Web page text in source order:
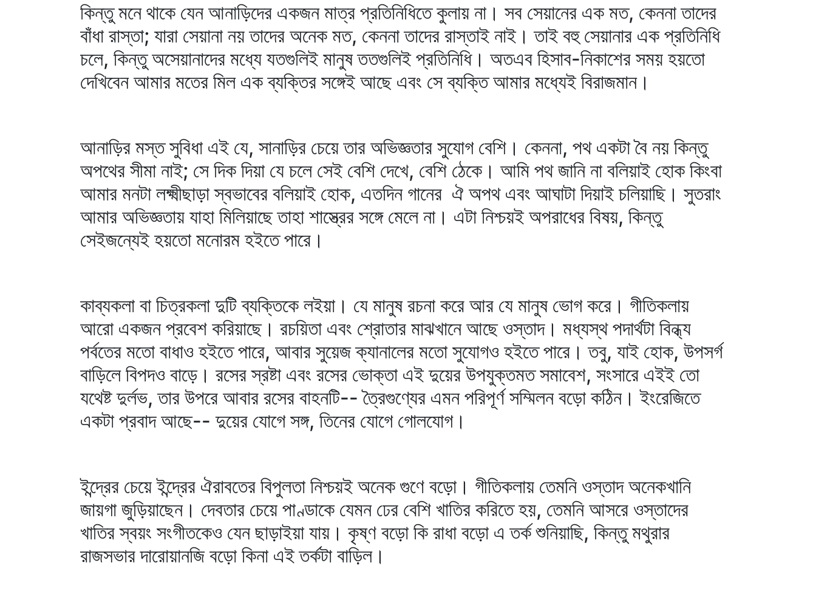
কিন্তু মনে থাকে যেন আনাড়িদের একজন মাত্র প্রতিনিধিতে কুলায় না। সব সেয়ানের এক মত, কেননা তাদের
বাঁধা রাস্তা; যারা সেয়ানা নয় তাদের অনেক মত, কেননা তাদের রাস্তাই নাই। তাই বহু সেয়ানার এক প্রতিনিধি
চলে, কিন্তু অসেয়ানাদের মধ্যে যতগুলিই মানুষ ততগুলিই প্রতিনিধি। অতএব হিসাব-নিকাশের সময় হয়তো
দেখিবেন আমার মতের মিল এক ব্যক্তির সঙ্গেই আছে এবং সে ব্যক্তি আমার মধ্যেই বিরাজমান।
আনাড়ির মস্ত সুবিধা এই যে, সানাড়ির চেয়ে তার অভিজ্ঞতার সুযোগ বেশি। কেননা, পথ একটা বৈ নয় কিন্তু
অপথের সীমা নাই; সে দিক দিয়া যে চলে সেই বেশি দেখে, বেশি ঠেকে। আমি পথ জানি না বলিয়াই হোক কিংবা
আমার মনটা লক্ষ্মীছাড়া স্বভাবের বলিয়াই হোক, এতদিন গানের ঐ অপথ এবং আঘাটা দিয়াই চলিয়াছি। সুতরাং
আমার অভিজ্ঞতায় যাহা মিলিয়াছে তাহা শাস্ত্রের সঙ্গে মেলে না। এটা নিশ্চয়ই অপরাধের বিষয়, কিন্তু
সেইজন্যেই হয়তো মনোরম হইতে পারে।
কাব্যকলা বা চিত্রকলা দুটি ব্যক্তিকে লইয়া। যে মানুষ রচনা করে আর যে মানুষ ভোগ করে। গীতিকলায়
আরো একজন প্রবেশ করিয়াছে। রচয়িতা এবং শ্রোতার মাঝখানে আছে ওস্তাদ। মধ্যস্থ পদার্থটা বিন্ধ্য
পর্বতের মতো বাধাও হইতে পারে, আবার সুয়েজ ক্যানালের মতো সুযোগও হইতে পারে। তবু, যাই হোক, উপসর্গ
বাড়িলে বিপদও বাড়ে। রসের স্রষ্টা এবং রসের ভোক্তা এই দুয়ের উপযুক্তমত সমাবেশ, সংসারে এইই তো
যথেষ্ট দুর্লভ, তার উপরে আবার রসের বাহনটি-- ত্রৈগুণ্যের এমন পরিপূর্ণ সম্মিলন বড়ো কঠিন। ইংরেজিতে
একটা প্রবাদ আছে-- দুয়ের যোগে সঙ্গ, তিনের যোগে গোলযোগ।
ইন্দ্রের চেয়ে ইন্দ্রের ঐরাবতের বিপুলতা নিশ্চয়ই অনেক গুণে বড়ো। গীতিকলায় তেমনি ওস্তাদ অনেকখানি
জায়গা জুড়িয়াছেন। দেবতার চেয়ে পাণ্ডাকে যেমন ঢের বেশি খাতির করিতে হয়, তেমনি আসরে ওস্তাদের
খাতির স্বয়ং সংগীতকেও যেন ছাড়াইয়া যায়। কৃষ্ণ বড়ো কি রাধা বড়ো এ তর্ক শুনিয়াছি, কিন্তু মথুরার
রাজসভার দারোয়ানজি বড়ো কিনা এই তর্কটা বাড়িল।